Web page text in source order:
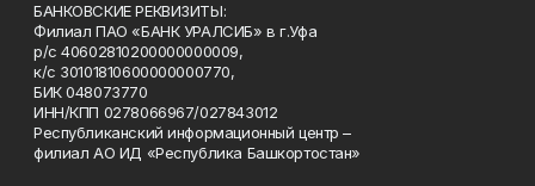
БАНКОВСКИЕ РЕКВИЗИТЫ:
Филиал ПАО «БАНК УРАЛСИБ» в г.Уфа
р/с 40602810200000000009,
к/с 30101810600000000770,
БИК 048073770
ИНН/КПП 0278066967/027843012
Республиканский информационный центр –
филиал АО ИД «Республика Башкортостан»